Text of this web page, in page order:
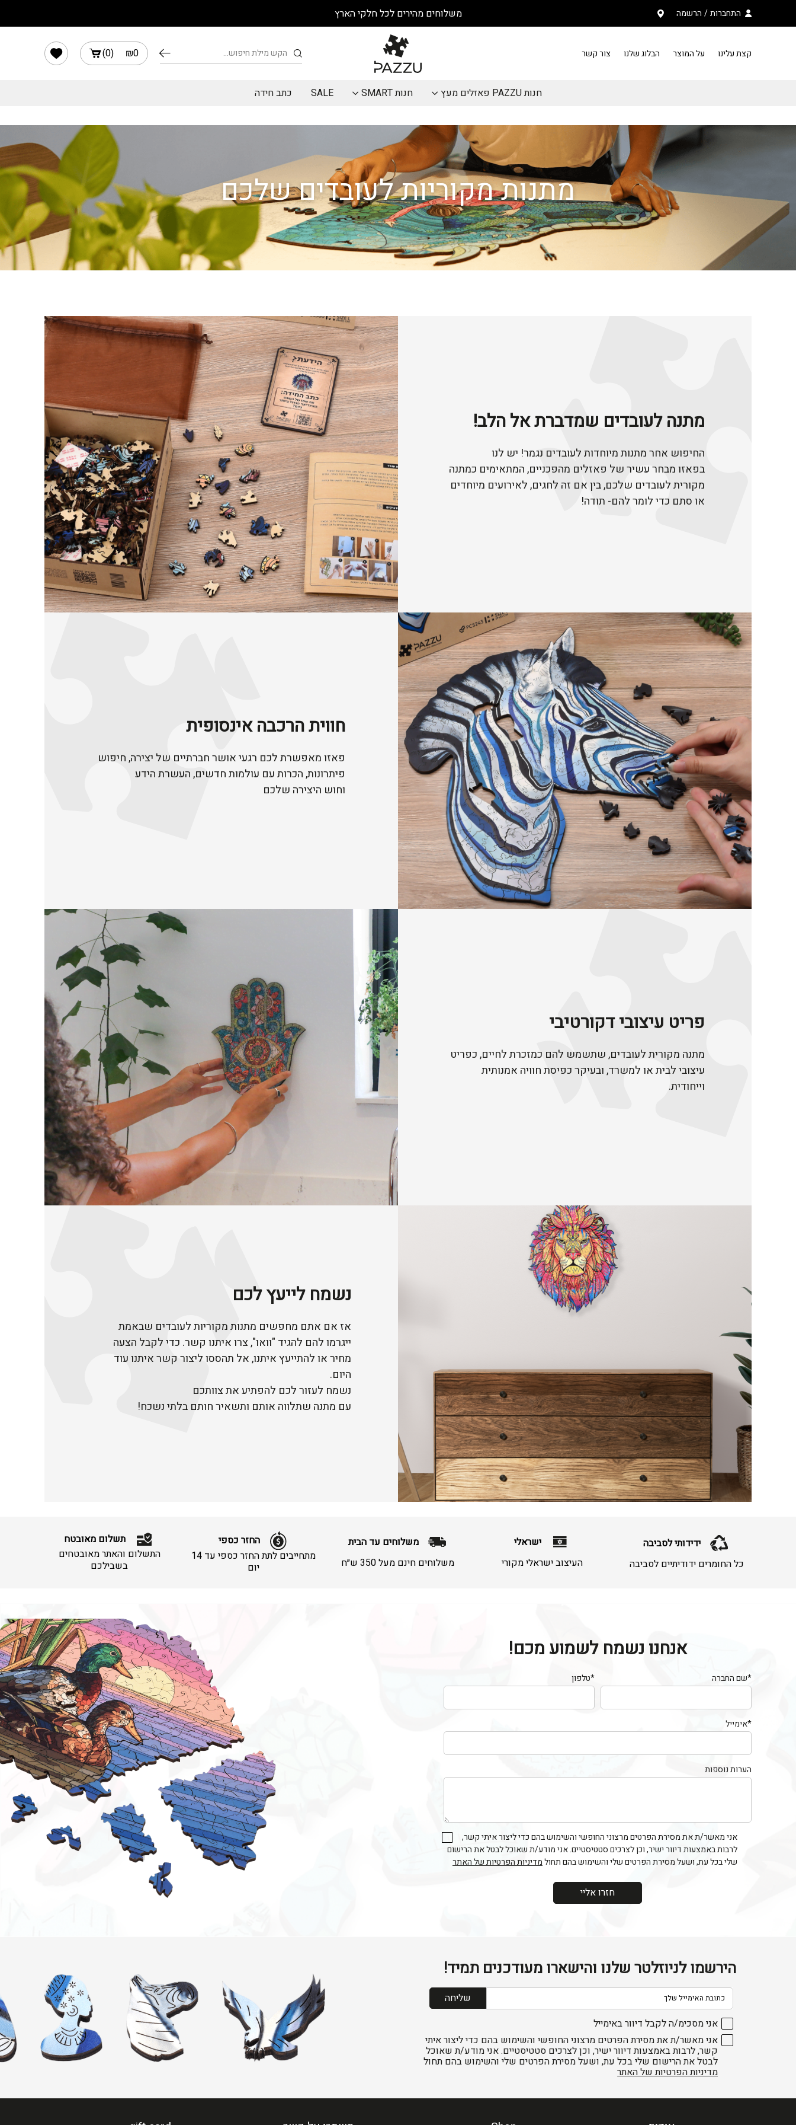
משלוחים מהירים לכל חלקי הארץ התחברות/ הרשמה
חיפוש ₪0
(
0
)
קצת עלינו
על המוצר הבלוג שלנו צור קשר
חנות PAZZU פאזלים מעץ חנות SMART SALE כתב חידה
מתנות מקוריות לעובדים שלכם
מתנה לעובדים שמדברת אל הלב!
החיפוש אחר מתנות מיוחדות לעובדים נגמר! יש לנו
בפאזו מבחר עשיר של פאזלים מהפכניים, המתאימים כמתנה
מקורית לעובדים שלכם, בין אם זה לחגים, לאירועים מיוחדים
או סתם כדי לומר להם- תודה!
חווית הרכבה אינסופית
פאזו מאפשרת לכם רגעי אושר חברתיים של יצירה, חיפוש
פיתרונות, הכרות עם עולמות חדשים, העשרת הידע
וחוש היצירה שלכם
פריט עיצובי דקורטיבי
מתנה מקורית לעובדים, שתשמש להם כמזכרת לחיים, כפריט
עיצובי לבית או למשרד, ובעיקר כפיסת חוויה אמנותית
וייחודית.
נשמח לייעץ לכם
אז אם אתם מחפשים מתנות מקוריות לעובדים שבאמת
ייגרמו להם להגיד "וואו", צרו איתנו קשר. כדי לקבל הצעה
מחיר או להתייעץ איתנו, אל תהססו ליצור קשר איתנו עוד
היום.
נשמח לעזור לכם להפתיע את צוותכם
עם מתנה שתלווה אותם ותשאיר חותם בלתי נשכח!
ידידותי לסביבה
כל החומרים ידודיתיים לסביבה
ישראלי
העיצוב ישראלי מקורי
משלוחים עד הבית
משלוחים חינם מעל 350 ש״ח
החזר כספי
מתחייבים לתת החזר כספי עד 14
יום
תשלום מאובטח
התשלום והאתר מאובטחים
בשבילכם
אנחנו נשמח לשמוע מכם!
*שם החברה *טלפון
*אימייל
הערות נוספות
אני מאשר/ת את מסירת הפרטים מרצוני החופשי והשימוש בהם כדי ליצור איתי קשר,
לרבות באמצעות דיוור ישיר, וכן לצרכים סטטיסטיים. אני מודע/ת שאוכל לבטל את הרישום
שלי בכל עת, ושעל מסירת הפרטים שלי והשימוש בהם תחולמדיניות הפרטיות של האתר
הירשמו לניוזלטר שלנו והישארו מעודכנים תמיד!
דוא׳׳ל
שליחה
אני מסכימ/ה לקבל דיוור באימייל
אני מאשר/ת את מסירת הפרטים מרצוני החופשי והשימוש בהם כדי ליצור איתי
קשר, לרבות באמצעות דיוור ישיר, וכן לצרכים סטטיסטיים. אני מודע/ת שאוכל
לבטל את הרישום שלי בכל עת, ושעל מסירת הפרטים שלי והשימוש בהם תחול
מדיניות הפרטיות של האתר